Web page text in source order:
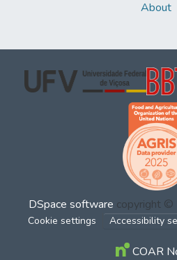
About
DSpace software copyright
Cookie settings Accessibility
COAR